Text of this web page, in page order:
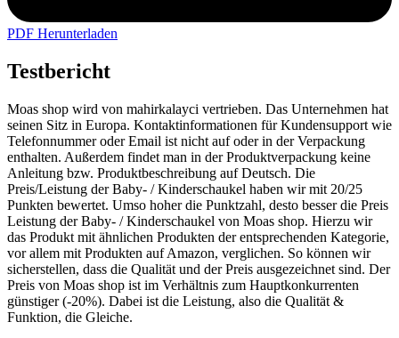
PDF Herunterladen
Testbericht
Moas shop wird von mahirkalayci vertrieben. Das Unternehmen hat
seinen Sitz in Europa. Kontaktinformationen für Kundensupport wie
Telefonnummer oder Email ist nicht auf oder in der Verpackung
enthalten. Außerdem findet man in der Produktverpackung keine
Anleitung bzw. Produktbeschreibung auf Deutsch. Die
Preis/Leistung der Baby- / Kinderschaukel haben wir mit 20/25
Punkten bewertet. Umso hoher die Punktzahl, desto besser die Preis
Leistung der Baby- / Kinderschaukel von Moas shop. Hierzu wir
das Produkt mit ähnlichen Produkten der entsprechenden Kategorie,
vor allem mit Produkten auf Amazon, verglichen. So können wir
sicherstellen, dass die Qualität und der Preis ausgezeichnet sind. Der
Preis von Moas shop ist im Verhältnis zum Hauptkonkurrenten
günstiger (-20%). Dabei ist die Leistung, also die Qualität &
Funktion, die Gleiche.